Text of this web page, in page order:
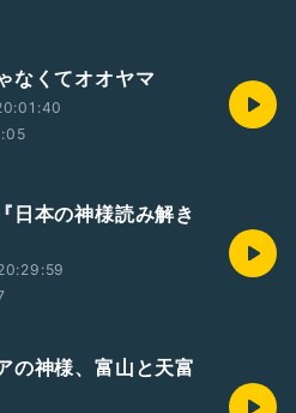
なくてオオヤマ
日本の神様読み解き
の神様、富山と天富